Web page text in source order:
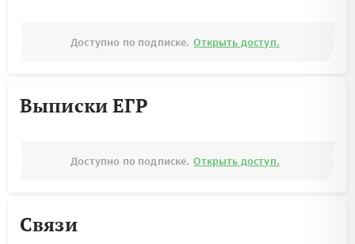
Доступно по подписке. Открыть доступ.
Выписки ЕГР
Доступно по подписке. Открыть доступ.
Связи